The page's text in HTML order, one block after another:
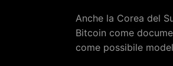
Anche la Corea del
Bitcoin come
come possibile